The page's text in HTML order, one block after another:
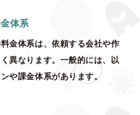
体系
金体系は、依頼する会社や作
異なります。一般的には、以
や課金体系があります。